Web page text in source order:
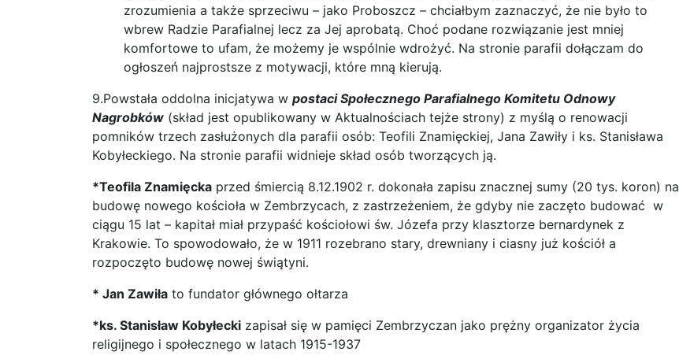
zrozumienia a także sprzeciwu – jako Proboszcz – chciałbym zaznaczyć, że nie było to
wbrew Radzie Parafialnej lecz za Jej aprobatą. Choć podane rozwiązanie jest mniej
komfortowe to ufam, że możemy je wspólnie wdrożyć. Na stronie parafii dołączam do
ogłoszeń najprostsze z motywacji, które mną kierują.
9.Powstała oddolna inicjatywa w postaci Społecznego Parafialnego Komitetu Odnowy
Nagrobków (skład jest opublikowany w Aktualnościach tejże strony) z myślą o renowacji
pomników trzech zasłużonych dla parafii osób: Teofili Znamięckiej, Jana Zawiły i ks. Stanisława
Kobyłeckiego. Na stronie parafii widnieje skład osób tworzących ją.
*Teofila Znamięcka przed śmiercią 8.12.1902 r. dokonała zapisu znacznej sumy (20 tys. koron) na
budowę nowego kościoła w Zembrzycach, z zastrzeżeniem, że gdyby nie zaczęto budować w
ciągu 15 lat – kapitał miał przypaść kościołowi św. Józefa przy klasztorze bernardynek z
Krakowie. To spowodowało, że w 1911 rozebrano stary, drewniany i ciasny już kościół a
rozpoczęto budowę nowej świątyni.
* Jan Zawiła to fundator głównego ołtarza
*ks. Stanisław Kobyłecki zapisał się w pamięci Zembrzyczan jako prężny organizator życia
religijnego i społecznego w latach 1915-1937